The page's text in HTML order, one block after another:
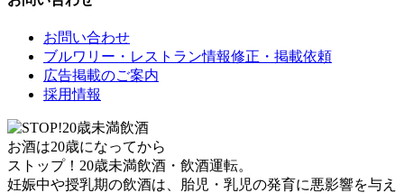
お問い合わせ
ブルワリー・レストラン情報修正・掲載依頼
広告掲載のご案内
採用情報
お酒は20歳になってから
ストップ！20歳未満飲酒・飲酒運転。
妊娠中や授乳期の飲酒は、胎児・乳児の発育に悪影響を与え